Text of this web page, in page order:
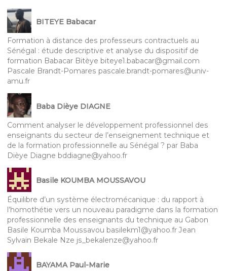
BITEYE Babacar
Formation à distance des professeurs contractuels au
Sénégal : étude descriptive et analyse du dispositif de
formation Babacar Bitèye biteye1.babacar@gmail.com
Pascale Brandt-Pomares pascale.brandt-pomares@univ-
amu.fr
Baba Dièye DIAGNE
Comment analyser le développement professionnel des
enseignants du secteur de l’enseignement technique et
de la formation professionnelle au Sénégal ? par Baba
Dièye Diagne bddiagne@yahoo.fr
Basile KOUMBA MOUSSAVOU
Équilibre d’un système électromécanique : du rapport à
l’homothétie vers un nouveau paradigme dans la formation
professionnelle des enseignants du technique au Gabon
Basile Koumba Moussavou basilekm1@yahoo.fr Jean
Sylvain Bekale Nze js_bekalenze@yahoo.fr
BAYAMA Paul-Marie